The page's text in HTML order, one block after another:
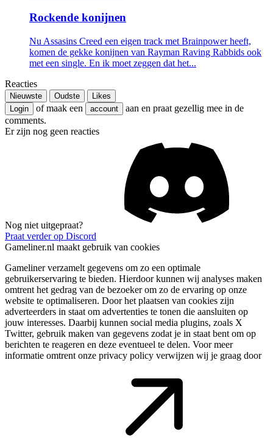
Rockende konijnen
Nu Assasins Creed een eigen track met Brainpower heeft,
komen de gekke konijnen van Rayman Raving Rabbids ook
met een single. En ik moet zeggen dat het...
Reacties
Nieuwste Oudste
Likes
Login
of maak een account
aan en praat gezellig mee in de
comments.
Er zijn nog geen reacties
Nog niet uitgepraat?
Praat verder op Discord
Gameliner.nl maakt gebruik van cookies
Gameliner verzamelt gegevens om zo een optimale
gebruikerservaring te bieden. Hierdoor kunnen wij analyses maken
omtrent het gedrag van de bezoeker om zo de ervaring op onze
website te optimaliseren. Door het plaatsen van cookies zijn
adverteerders in staat om advertenties te tonen die aansluiten op
jouw interesses. Daarbij kunnen social media plugins, zoals X
Twitter, gebruik maken van gegevens zodat je in staat bent om op
berichten te reageren en deze eventueel te delen. Voor meer
informatie omtrent onze privacy policy verwijzen wij je graag door